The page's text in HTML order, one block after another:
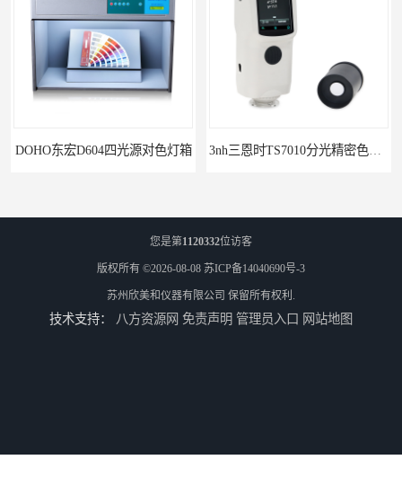
DOHO东宏D604四光源对色灯箱
您是第1120332位访客
版权所有 ©2026-08-08 苏ICP备14040690号-3
苏州欣美和仪器有限公司 保留所有权利.
技术支持： 八方资源网 免责声明 管理员入口 网站地图